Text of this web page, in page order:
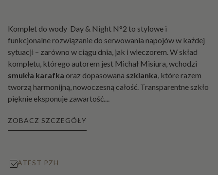
Komplet do wody Day & Night N°2 to stylowe i
funkcjonalne rozwiązanie do serwowania napojów w każdej
sytuacji – zarówno w ciągu dnia, jak i wieczorem. W skład
kompletu, którego autorem jest Michał Misiura, wchodzi
smukła karafka oraz dopasowana szklanka, które razem
tworzą harmonijną, nowoczesną całość. Transparentne szkło
pięknie eksponuje zawartość....
ZOBACZ SZCZEGÓŁY
ATEST PZH